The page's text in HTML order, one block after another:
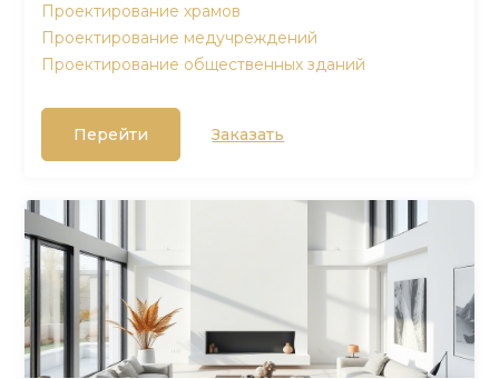
Проектирование храмов
Проектирование медучреждений
Проектирование общественных зданий
Перейти Заказать